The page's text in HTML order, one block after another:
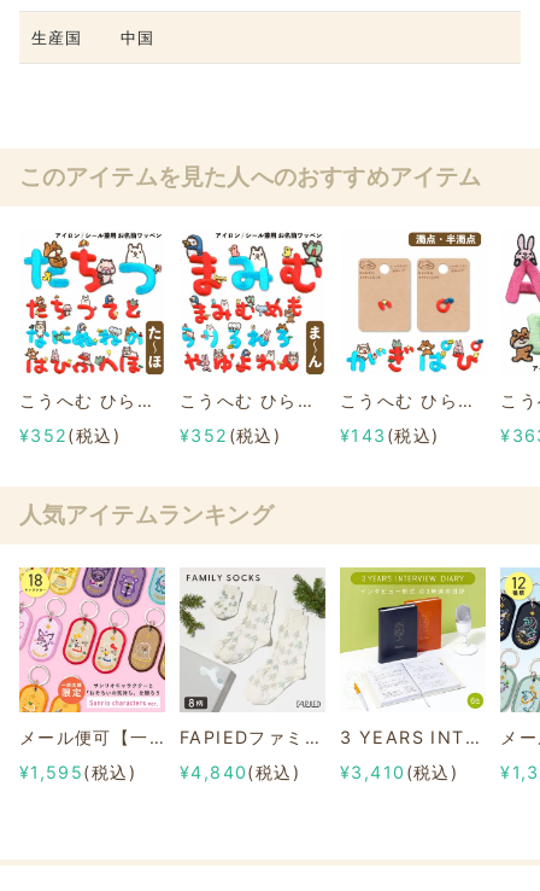
生産国 中国
このアイテムを見た人へのおすすめアイテム
こうへむ ひらがな アップリケ/ワッペン 【たちつてとなにぬねのはひふへほ】
¥352(税込)
こうへむ ひらがな アップリケ/ワッペン 【まみむめもらりるれろやゆよわん】
¥352 (税込)
こうへむ ひらがな アップリケ/ワッペン 【濁点 ゛/半濁点 ゜】
¥143 (税込)
人気アイテムランキング
メール便可【一部店舗限定】2/8b PAIR KEY RING Sanrio characters ver.
¥1,595(税込)
FAPIEDファミリーソックスセット 総柄
¥4,840(税込)
3 YEARS INTERVIEW DIARY
¥3,410 (税込)